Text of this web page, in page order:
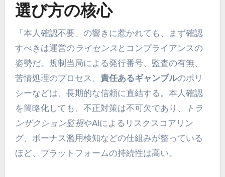
選び方の核心
「本人確認不要」の響きに惹かれても、まず確認
すべきは運営のライセンス とコンプライアンスの
姿勢だ。規制当局による発行番号、監査の有無、
苦情処理のプロセス、 責任あるギャンブルのポリ
シーなどは、長期的な信頼に直結する。本人確認
を簡略化しても、不正対策は不可欠であり、
トラ
ンザクション監視やAIによるリスクスコアリン
グ、ボーナス濫用検知などの仕組みが整っている
ほど、プラットフォームの持続性は高い。